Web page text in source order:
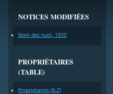
NOTICES MODIFIÉES
Nom des rues, 1920
PROPRIÉTAIRES
(TABLE)
Proprietaires (A-Z)